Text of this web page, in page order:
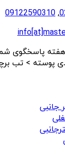
,
09122590310
ساعته 7 روز هفته
پوسته > تب
جانبی